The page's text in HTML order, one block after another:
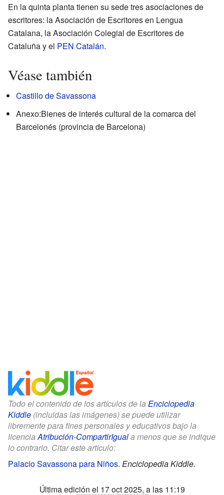
En la quinta planta tienen su sede tres asociaciones de
escritores: la Asociación de Escritores en Lengua
Catalana, la Asociación Colegial de Escritores de
Cataluña y el PEN Catalán.
Véase también
Castillo de Savassona
Anexo:Bienes de interés cultural de la comarca del
Barcelonés (provincia de Barcelona)
Todo el contenido de los artículos de la Enciclopedia
Kiddle (incluidas las imágenes) se puede utilizar
libremente para fines personales y educativos bajo la
licenciaAtribución-CompartirIguala menos que se indique
lo contrario. Citar este artículo:
Palacio Savassona para Niños. Enciclopedia Kiddle.
Última edición el 17 oct 2025, a las 11:19